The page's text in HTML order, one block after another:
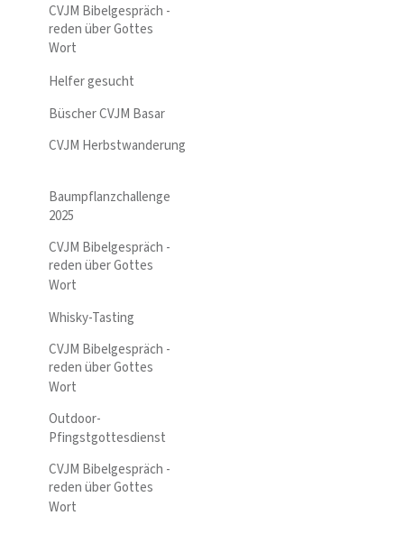
CVJM Bibelgespräch -
reden über Gottes
Wort
Helfer gesucht
Büscher CVJM Basar
CVJM Herbstwanderung
Baumpflanzchallenge
2025
CVJM Bibelgespräch -
reden über Gottes
Wort
Whisky-Tasting
CVJM Bibelgespräch -
reden über Gottes
Wort
Outdoor-
Pfingstgottesdienst
CVJM Bibelgespräch -
reden über Gottes
Wort